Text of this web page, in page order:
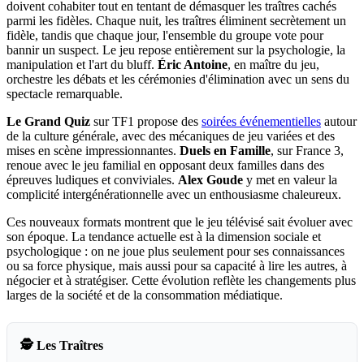
doivent cohabiter tout en tentant de démasquer les traîtres cachés
parmi les fidèles. Chaque nuit, les traîtres éliminent secrètement un
fidèle, tandis que chaque jour, l'ensemble du groupe vote pour
bannir un suspect. Le jeu repose entièrement sur la psychologie, la
manipulation et l'art du bluff. Éric Antoine, en maître du jeu,
orchestre les débats et les cérémonies d'élimination avec un sens du
spectacle remarquable.
Le Grand Quiz sur TF1 propose des soirées événementielles autour
de la culture générale, avec des mécaniques de jeu variées et des
mises en scène impressionnantes. Duels en Famille, sur France 3,
renoue avec le jeu familial en opposant deux familles dans des
épreuves ludiques et conviviales. Alex Goude y met en valeur la
complicité intergénérationnelle avec un enthousiasme chaleureux.
Ces nouveaux formats montrent que le jeu télévisé sait évoluer avec
son époque. La tendance actuelle est à la dimension sociale et
psychologique : on ne joue plus seulement pour ses connaissances
ou sa force physique, mais aussi pour sa capacité à lire les autres, à
négocier et à stratégiser. Cette évolution reflète les changements plus
larges de la société et de la consommation médiatique.
🕵️ Les Traîtres